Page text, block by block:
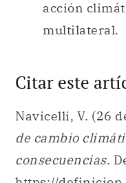
acción
multilateral.
Citar este
Navicelli, V. (26
de cambio
consecuencias.